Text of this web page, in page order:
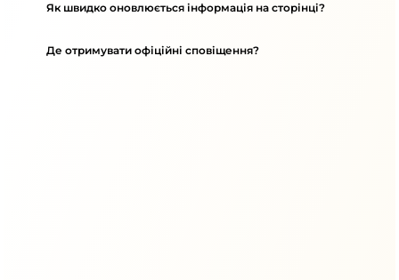
Як швидко оновлюється інформація на сторінці?
Де отримувати офіційні сповіщення?